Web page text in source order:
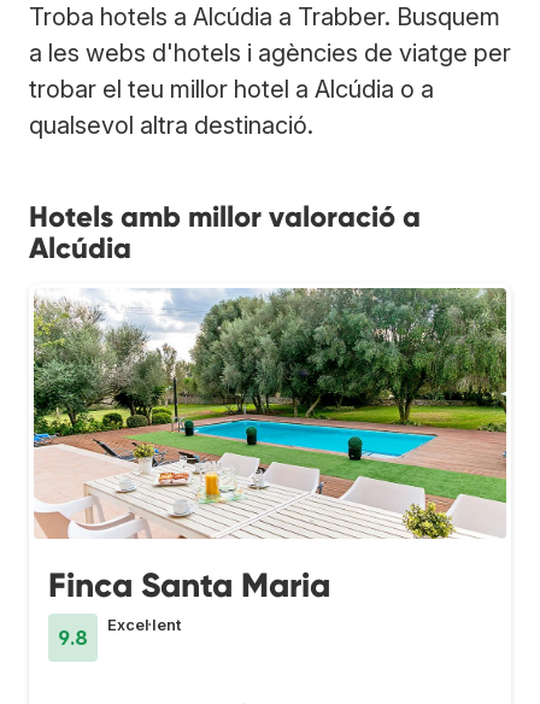
Troba hotels a Alcúdia a Trabber. Busquem
a les webs d'hotels i agències de viatge per
trobar el teu millor hotel a Alcúdia o a
qualsevol altra destinació.
Hotels amb millor valoració a
Alcúdia
Finca Santa Maria
9.8
Excel·lent